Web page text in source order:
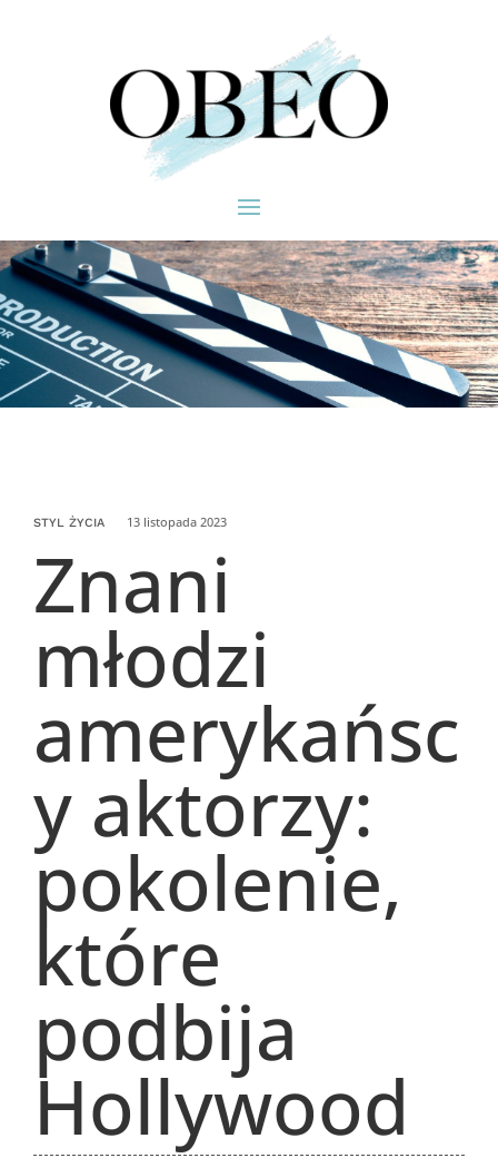
STYL ŻYCIA 13 listopada 2023
Znani
młodzi
amerykańsc
y aktorzy:
pokolenie,
które
podbija
Hollywood